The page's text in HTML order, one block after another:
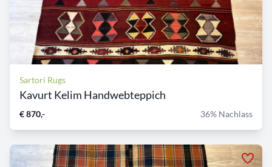
Sartori Rugs
Kavurt Kelim Handwebteppich
€ 870,- 36% Nachlass